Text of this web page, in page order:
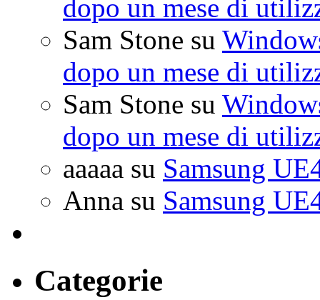
dopo un mese di
Sam Stone su
dopo un mese di
Sam Stone su
dopo un mese di
aaaaa su Samsung
Anna su Samsung
Categorie